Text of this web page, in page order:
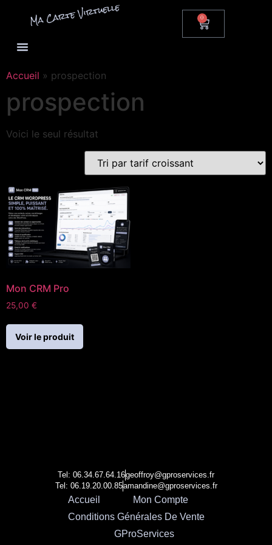
0
Accueil » prospection
prospection
Voici le seul résultat
Mon CRM Pro
25,00 €
Voir le produit
Tel: 06.34.67.64.16geoffroy@gproservices.fr
Tel: 06.19.20.00.85amandine@gproservices.fr
Accueil
Mon Compte
Conditions Générales De Vente
GProServices